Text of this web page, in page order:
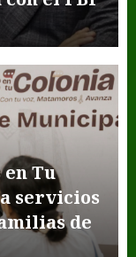
en Tu
servicios
de